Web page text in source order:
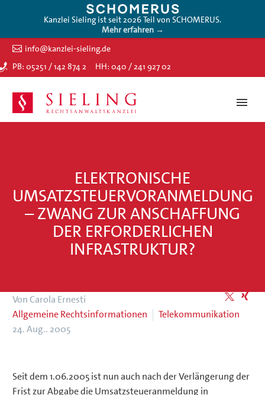
Kanzlei Sieling ist seit 2026 Teil von SCHOMERUS.
Mehr erfahren →
info@kanzlei-sieling.de
PB: 05251 / 142 874 2
HH: 040 / 241 927 02
ELEKTRONISCHE
UMSATZSTEUERVORANMELDUNG
– ZWANG ZUR ANSCHAFFUNG
DER ERFORDERLICHEN
INFRASTRUKTUR?
Von Carola Ernesti
Allgemeine Rechtsinformationen
Telekommunikation
24. Aug.. 2005
Seit dem 1.06.2005 ist nun auch nach der Verlängerung der
Frist zur Abgabe die Umsatzsteueranmeldung in